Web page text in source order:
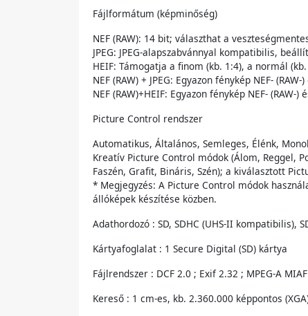
Fájlformátum (képminőség)
NEF (RAW): 14 bit; választhat a
JPEG: JPEG-alapszabvánnyal kompatibilis,
HEIF: Támogatja a finom (kb. 1:4), a normál
NEF (RAW) + JPEG: Egyazon fénykép NEF-
NEF (RAW)+HEIF: Egyazon fénykép NEF-
Picture Control rendszer
Automatikus, Általános, Semleges, Élénk,
Kreatív Picture Control módok (Álom, Reggel,
Faszén, Grafit, Bináris, Szén); a kiválasztott
* Megjegyzés: A Picture Control módok
állóképek készítése közben.
Adathordozó : SD, SDHC (UHS-II kompatibilis),
Kártyafoglalat : 1 Secure Digital (SD) kártya
Fájlrendszer : DCF 2.0 ; Exif 2.32 ; MPEG‑A MIAF
Kereső : 1 cm-es, kb. 2.360.000 képpontos